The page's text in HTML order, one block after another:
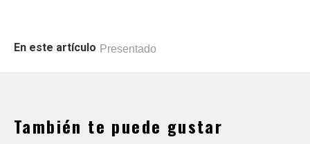
En este artículo Presentado
También te puede gustar